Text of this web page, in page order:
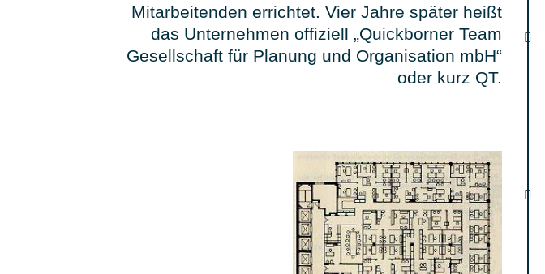
Mitarbeitenden errichtet. Vier Jahre später heißt
das Unternehmen offiziell „Quickborner Team
Gesellschaft für Planung und Organisation mbH“
oder kurz QT.